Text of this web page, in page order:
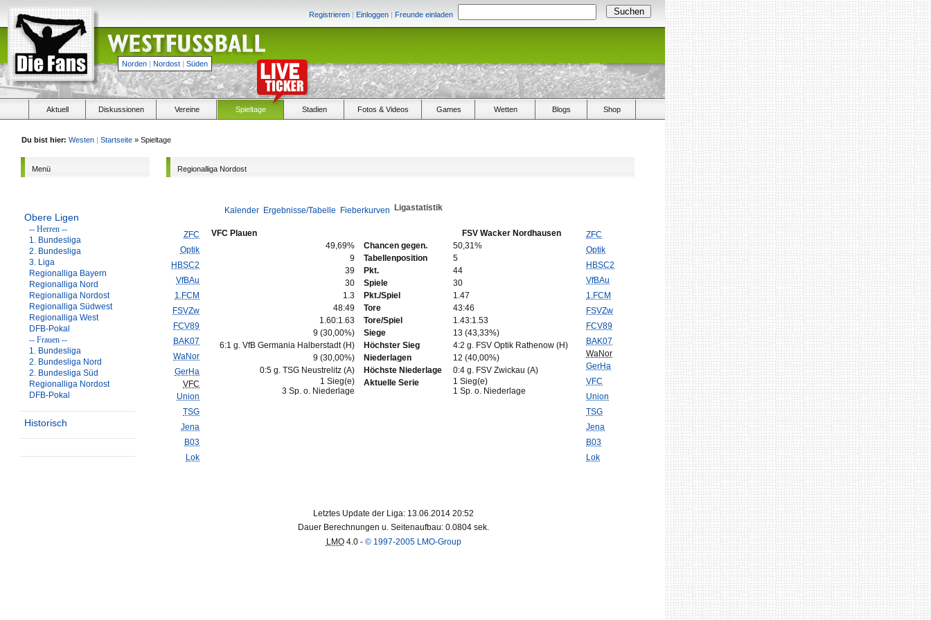
Registrieren | Einloggen | Freunde einladen
Norden | Nordost | Süden
Aktuell Diskussionen Vereine Spieltage Stadien Fotos & Videos Games Wetten Blogs Shop
Du bist hier: Westen | Startseite » Spieltage
Menü
Obere Ligen
-- Herren --
1. Bundesliga
2. Bundesliga
3. Liga
Regionalliga Bayern
Regionalliga Nord
Regionalliga Nordost
Regionalliga Südwest
Regionalliga West
DFB-Pokal
-- Frauen --
1. Bundesliga
2. Bundesliga Nord
2. Bundesliga Süd
Regionalliga Nordost
DFB-Pokal
Historisch
Regionalliga Nordost
Kalender Ergebnisse/Tabelle Fieberkurven Ligastatistik
ZFC
Optik
HBSC2
VfBAu
1.FCM
FSVZw
FCV89
BAK07
WaNor
GerHa
VFC
Union
TSG
Jena
B03
Lok
VFC Plauen
FSV Wacker Nordhausen
49,69%
Chancen gegen.
50,31%
9
Tabellenposition
5
39
Pkt.
44
30
Spiele
30
1.3
Pkt./Spiel
1.47
48:49
Tore
43:46
1.60:1.63
Tore/Spiel
1.43:1.53
9 (30,00%)
Siege
13 (43,33%)
6:1 g. VfB Germania Halberstadt (H)
Höchster Sieg
4:2 g. FSV Optik Rathenow (H)
9 (30,00%)
Niederlagen
12 (40,00%)
0:5 g. TSG Neustrelitz (A)
Höchste Niederlage
0:4 g. FSV Zwickau (A)
1 Sieg(e)
3 Sp. o. Niederlage
Aktuelle Serie
1 Sieg(e)
1 Sp. o. Niederlage
ZFC
Optik
HBSC2
VfBAu
1.FCM
FSVZw
FCV89
BAK07
WaNor
GerHa
VFC
Union
TSG
Jena
B03
Lok
Letztes Update der Liga: 13.06.2014 20:52
Dauer Berechnungen u. Seitenaufbau: 0.0804 sek.
LMO4.0 - © 1997-2005 LMO-Group